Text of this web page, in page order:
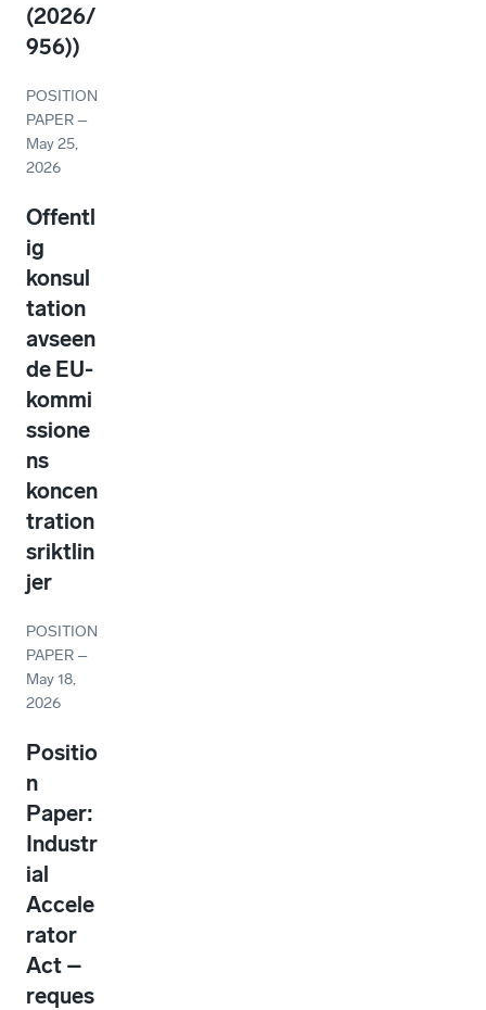
(2026/
956))
POSITION
PAPER –
May 25,
2026
Offentl
ig
konsul
tation
avseen
de EU-
kommi
ssione
ns
koncen
tration
sriktlin
jer
POSITION
PAPER –
May 18,
2026
Positio
n
Paper:
Industr
ial
Accele
rator
Act –
reques